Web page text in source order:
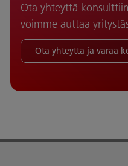
Ota yhteyttä
voimme auttaa
Ota yhteyttä ja varaa